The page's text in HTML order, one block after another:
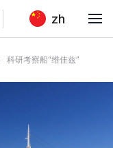
zh
科研考察船“维佳兹”